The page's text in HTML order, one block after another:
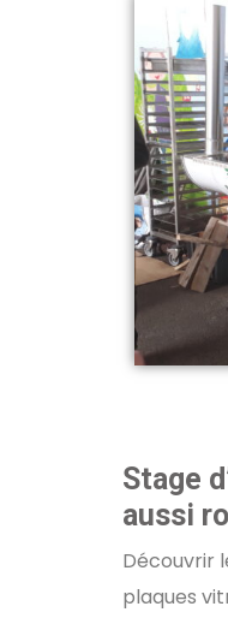
Stage
aussi
Découvrir
plaques